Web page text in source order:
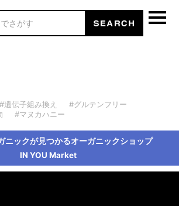
#遺伝子組み換え
#グルテンフリー
#マヌカハニー
ニックが見つかるオーガニックショップ
IN YOU Market